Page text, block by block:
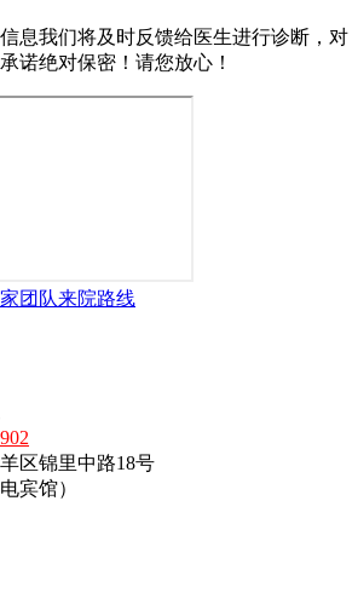
息我们将及时反馈给医生进行诊断，对
诺绝对保密！请您放心！
团队来院路线
区锦里中路18号
宾馆）